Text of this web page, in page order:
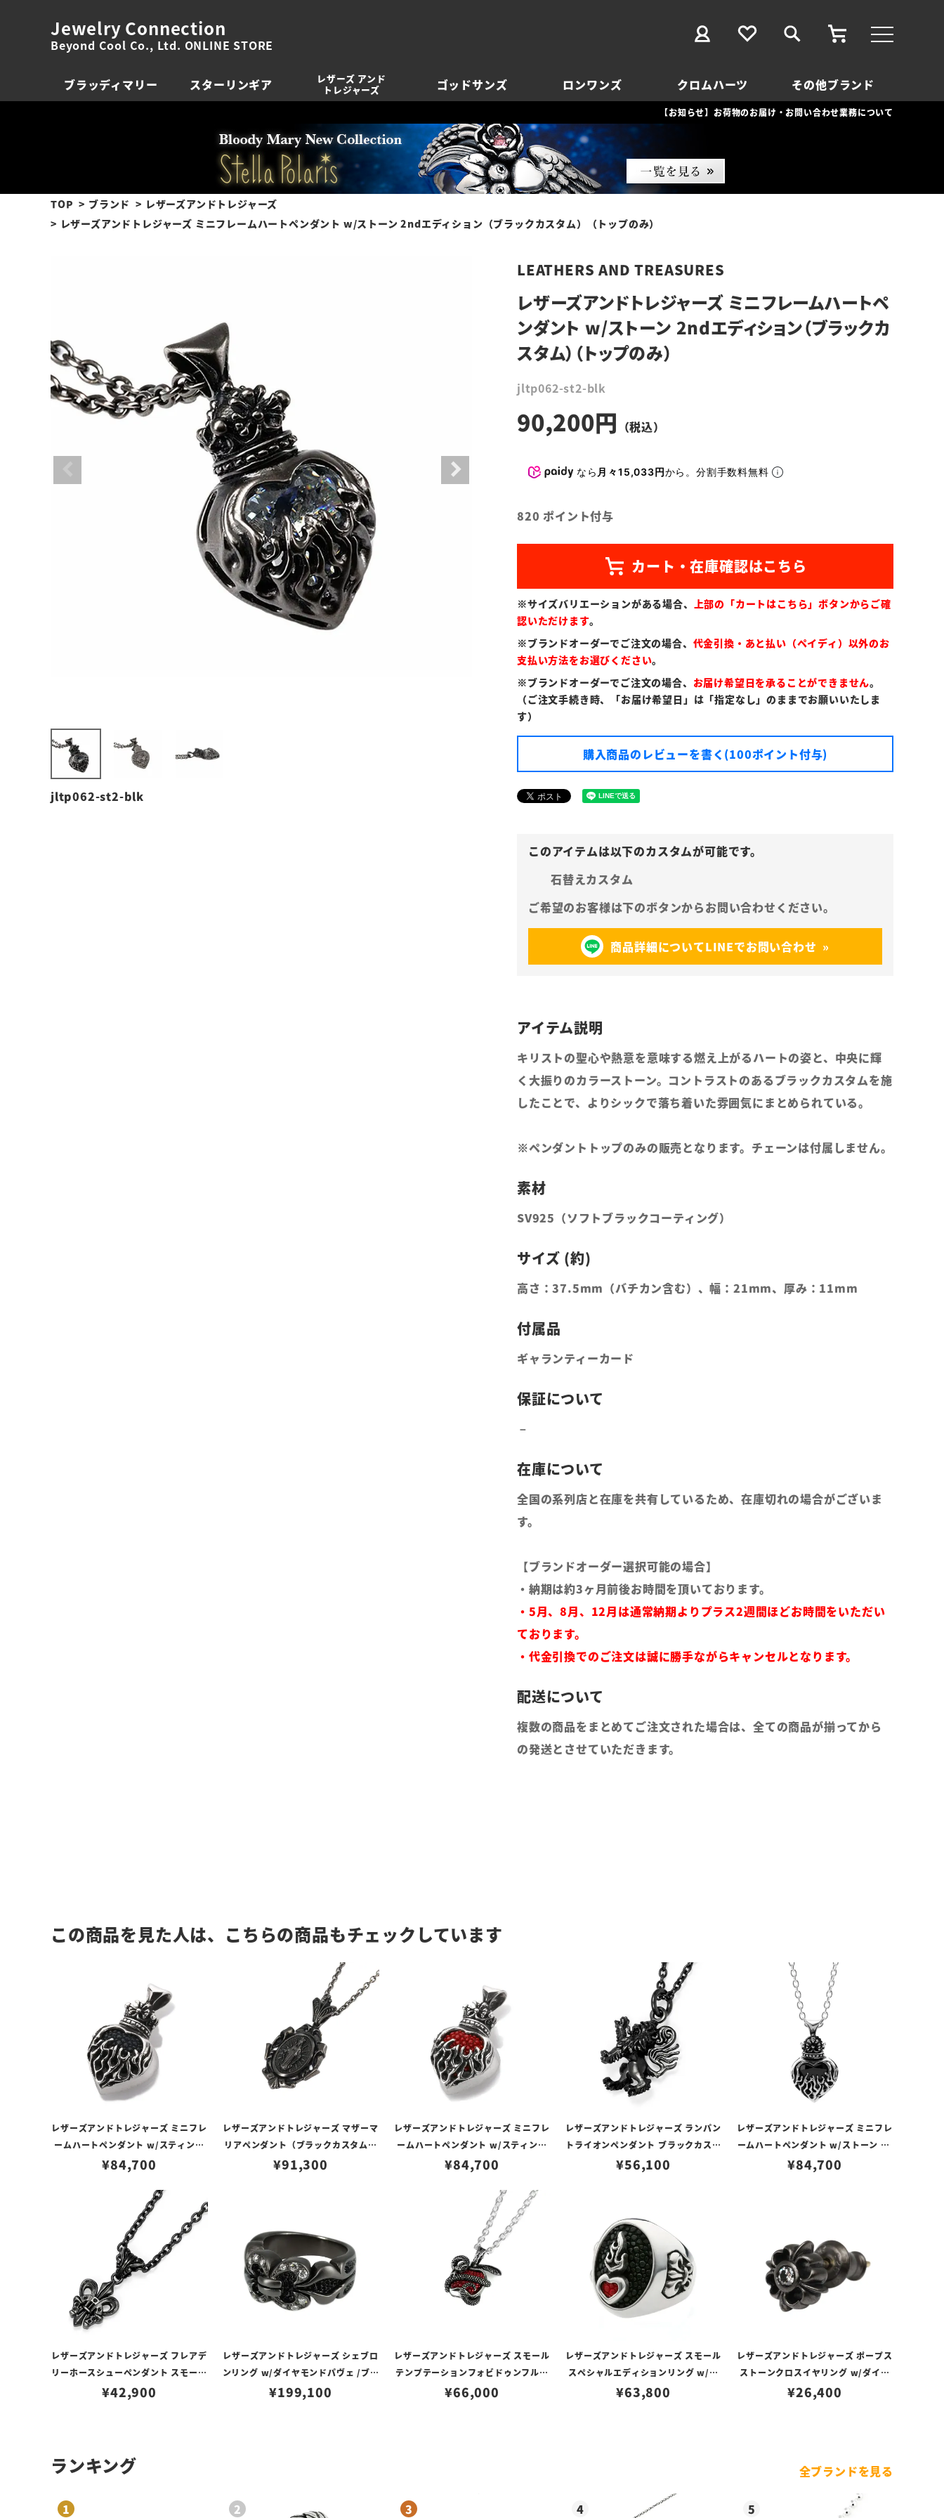
Jewelry Connection
Beyond Cool Co., Ltd. ONLINE STORE
ブラッディマリー スターリンギア
レザーズ アンド
トレジャーズ
ゴッドサンズ ロンワンズ クロムハーツ その他ブランド
【お知らせ】お荷物のお届け・お問い合わせ業務について
TOP ブランド
レザーズアンドトレジャーズ
レザーズアンドトレジャーズ ミニフレームハートペンダント w/ストーン 2ndエディション（ブラックカスタム）（トップのみ）
jltp062-st2-blk
LEATHERS AND TREASURES
レザーズアンドトレジャーズ ミニフレームハートペ
ンダント w/ストーン 2ndエディション（ブラックカ
スタム）（トップのみ）
jltp062-st2-blk
90,200
なら 月々15,033円から。分割手数料無料
820 ポイント付与
※サイズバリエーションがある場合、
上部の「カートはこちら」ボタンからご確
認いただけます。
※ブランドオーダーでご注文の場合、 代金引換・あと払い（ペイディ）以外のお
支払い方法をお選びください。
※ブランドオーダーでご注文の場合、 お届け希望日を承ることができません。
（ご注文手続き時、「お届け希望日」は「指定なし」のままでお願いいたしま
す）
購入商品のレビューを書く(100ポイント付与)
石替えカスタム
商品詳細についてLINEでお問い合わせ
キリストの聖心や熱意を意味する燃え上がるハートの姿と、中央に輝
く大振りのカラーストーン。コントラストのあるブラックカスタムを施
したことで、よりシックで落ち着いた雰囲気にまとめられている。
※ペンダントトップのみの販売となります。チェーンは付属しません。
SV925（ソフトブラックコーティング）
高さ：37.5mm（バチカン含む）、幅：21mm、厚み：11mm
ギャランティーカード
全国の系列店と在庫を共有しているため、在庫切れの場合がございま
す。
【ブランドオーダー選択可能の場合】
・納期は約3ヶ月前後お時間を頂いております。
・5月、8月、12月は通常納期よりプラス2週間ほどお時間をいただい
ております。
・代金引換でのご注文は誠に勝手ながらキャンセルとなります。
複数の商品をまとめてご注文された場合は、全ての商品が揃ってから
の発送とさせていただきます。
この商品を見た人は、こちらの商品もチェックしています
レザーズアンドトレジャーズ ミニフレ
ームハートペンダント w/スティング
レイ 2ndエディション ブラック（ト
¥84,700
レザーズアンドトレジャーズ マザーマ
リアペンダント（ブラックカスタム）
（トップのみ）
¥91,300
レザーズアンドトレジャーズ ミニフレ
ームハートペンダント w/スティング
レイ 2ndエディション レッド（トッ
¥84,700
レザーズアンドトレジャーズ ランパン
トライオンペンダント ブラックカスタ
ム（トップのみ）
¥56,100
レザーズアンドトレジャーズ ミニフレ
ームハートペンダント w/ストーン 2n
dエディション ブラック（トップの
¥84,700
レザーズアンドトレジャーズ フレアデ
リーホースシューペンダント スモール
ブラックカスタム（トップのみ）
¥42,900
レザーズアンドトレジャーズ シェブロ
ンリング w/ダイヤモンドパヴェ /ブラ
ックカスタム
¥199,100
レザーズアンドトレジャーズ スモール
テンプテーションフォビドゥンフルー
ツインレイペンダント w/スネーク w/
¥66,000
レザーズアンドトレジャーズ スモール
スペシャルエディションリング w/セ
イクリッドハート w/スティングレイ
¥63,800
レザーズアンドトレジャーズ ポープス
ストーンクロスイヤリング w/ダイヤ
モンド（ブラックカスタム）
¥26,400
ランキング 全ブランドを見る